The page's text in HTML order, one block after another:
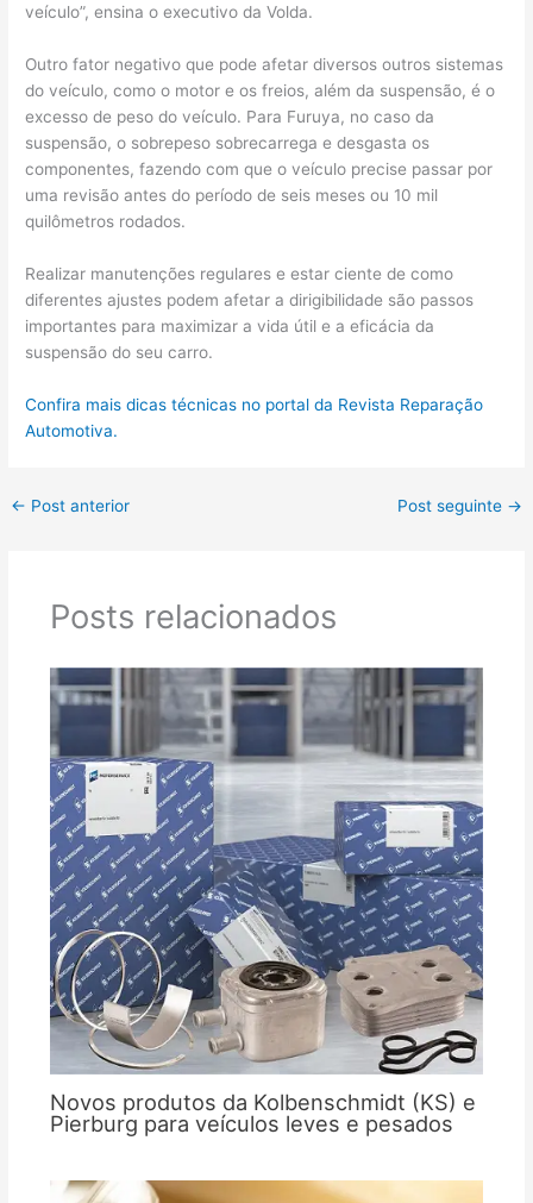
veículo”, ensina o executivo da Volda.
Outro fator negativo que pode afetar diversos outros sistemas
do veículo, como o motor e os freios, além da suspensão, é o
excesso de peso do veículo. Para Furuya, no caso da
suspensão, o sobrepeso sobrecarrega e desgasta os
componentes, fazendo com que o veículo precise passar por
uma revisão antes do período de seis meses ou 10 mil
quilômetros rodados.
Realizar manutenções regulares e estar ciente de como
diferentes ajustes podem afetar a dirigibilidade são passos
importantes para maximizar a vida útil e a eficácia da
suspensão do seu carro.
Confira mais dicas técnicas no portal da Revista Reparação
Automotiva.
← Post anterior Post seguinte →
Posts relacionados
Novos produtos da Kolbenschmidt (KS) e
Pierburg para veículos leves e pesados